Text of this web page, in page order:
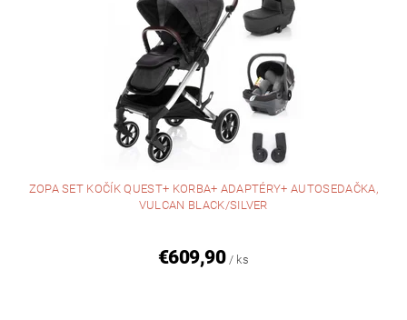
ZOPA SET KOČÍK QUEST+ KORBA+ ADAPTÉRY+ AUTOSEDAČKA,
VULCAN BLACK/SILVER
€609,90 / ks